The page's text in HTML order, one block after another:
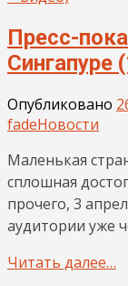
Пресс-
Сингапуре
Опубликовано
fadeНовости
Маленькая
сплошная
прочего, 3
аудитории уже
Читать далее…